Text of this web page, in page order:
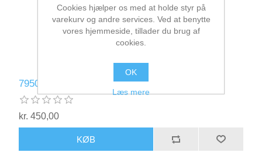
7950 Healthy Hoof 20 liter (fortyndes)
kr. 450,00
Cookies hjælper os med at holde styr på
varekurv og andre services. Ved at benytte
vores hjemmeside, tillader du brug af
cookies.
OK
Læs mere